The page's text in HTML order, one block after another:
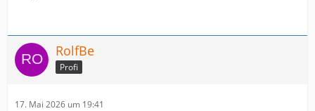
RolfBe
Profi
17. Mai 2026 um 19:41